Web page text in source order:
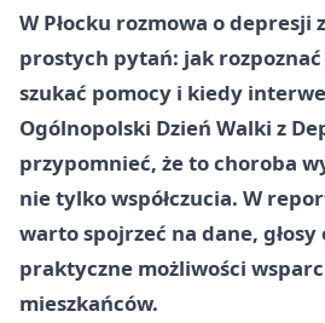
W Płocku rozmowa o depresji
prostych pytań: jak
szukać pomocy i kiedy
Ogólnopolski Dzień Walki z
przypomnieć, że to choroba
nie tylko współczucia. W
warto spojrzeć na dane,
praktyczne możliwości
mieszkańców.